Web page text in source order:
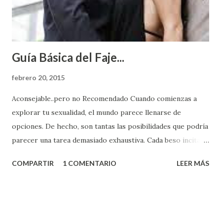
Guía Básica del Faje...
febrero 20, 2015
Aconsejable..pero no Recomendado Cuando comienzas a
explorar tu sexualidad, el mundo parece llenarse de
opciones. De hecho, son tantas las posibilidades que podría
parecer una tarea demasiado exhaustiva. Cada beso incita
partes de ti que jamás hubieras imaginado. El problema es
COMPARTIR 1 COMENTARIO LEER MÁS